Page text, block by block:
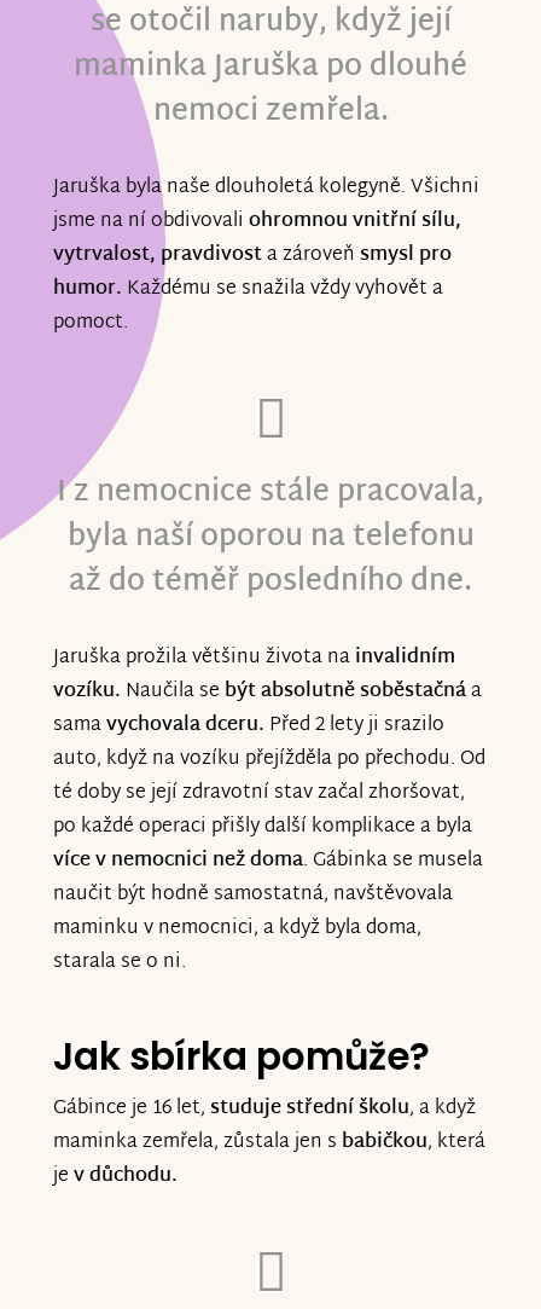
se otočil naruby, když její
maminka Jaruška po dlouhé
nemoci zemřela.
Jaruška byla naše dlouholetá kolegyně. Všichni
jsme na ní obdivovali ohromnou vnitřní sílu,
vytrvalost, pravdivosta zároveň smysl pro
humor. Každému se snažila vždy vyhovět a
pomoct.
I z nemocnice stále pracovala,
byla naší oporou na telefonu
až do téměř posledního dne.
Jaruška prožila většinu života nainvalidním
vozíku. Naučila se být absolutně soběstačnáa
samavychovala dceru. Před 2 lety ji srazilo
auto, když na vozíku přejížděla po přechodu. Od
té doby se její zdravotní stav začal zhoršovat,
po každé operaci přišly další komplikace a byla
více v nemocnici než doma. Gábinka se musela
naučit být hodně samostatná, navštěvovala
maminku v nemocnici, a když byla doma,
starala se o ni.
Jak sbírka pomůže?
Gábince je 16 let,studuje střední školu, a když
maminka zemřela, zůstala jen s babičkou, která
jev důchodu.